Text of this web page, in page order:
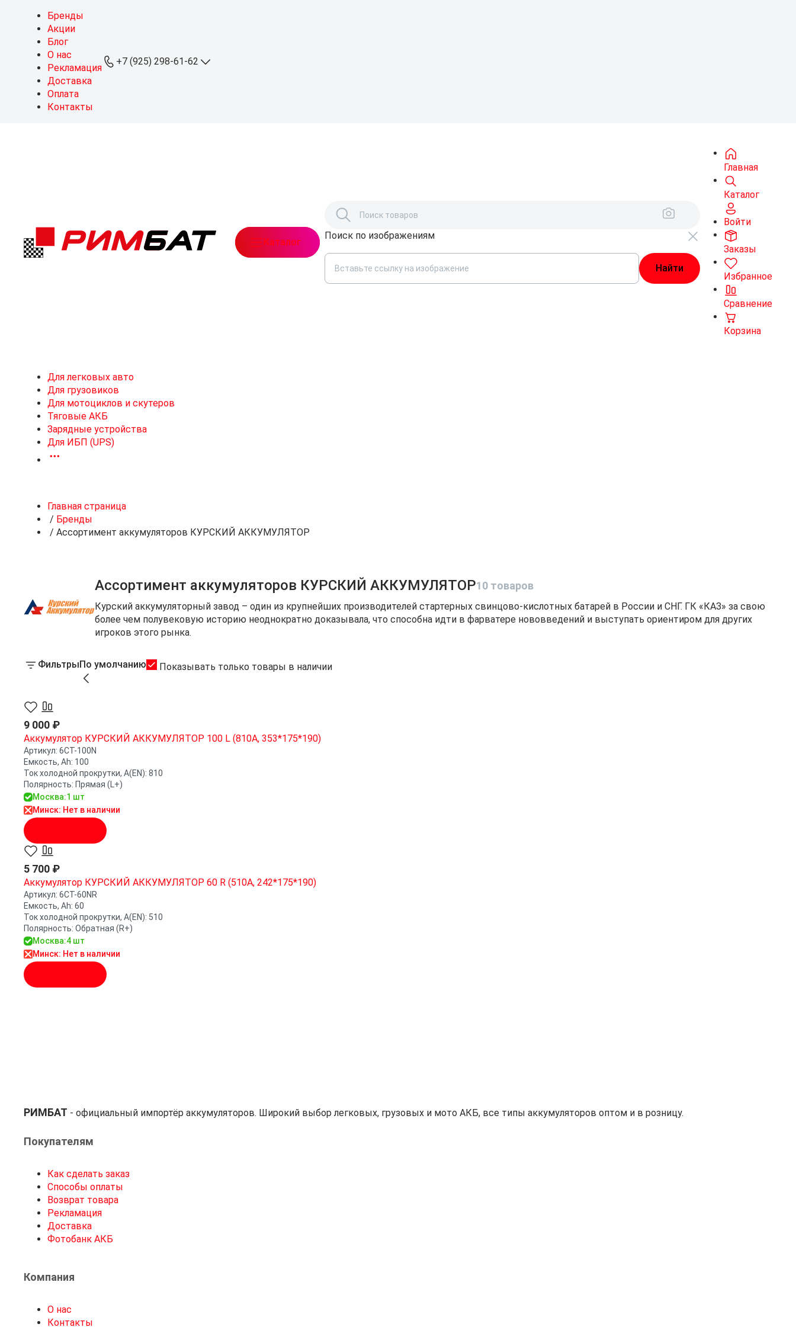
Бренды
Акции
Блог
О нас
Рекламация
Доставка
Оплата
Контакты
+7 (925) 298-61-62
Можайское ш., 165, стр. 1,Каталог
Поиск по изображениям
Главная
Каталог
Войти
Заказы
Избранное
Сравнение
Корзина
Для легковых авто
Для грузовиков
Для мотоциклов и скутеров
Тяговые АКБ
Зарядные устройства
Для ИБП (UPS)
Главная страница
/ Бренды
/ Ассортимент аккумуляторов КУРСКИЙ АККУМУЛЯТОР
Ассортимент аккумуляторов КУРСКИЙ АККУМУЛЯТОР10 товаров
Курский аккумуляторный завод – один из крупнейших производителей стартерных свинцово-кислотных батарей в России и СНГ. ГК «КАЗ» за свою
более чем полувековую историю неоднократно доказывала, что способна идти в фарватере нововведений и выступать ориентиром для других
игроков этого рынка.
ФильтрыПо умолчанию Показывать только товары в наличии
9 000 ₽
Аккумулятор КУРСКИЙ АККУМУЛЯТОР 100 L (810A, 353*175*190)
Артикул: 6СТ-100N
Емкость, Ah: 100
Ток холодной прокрутки, A(EN): 810
Полярность: Прямая (L+)
Москва:1 шт
Минск: Нет в наличии
5 700 ₽
Аккумулятор КУРСКИЙ АККУМУЛЯТОР 60 R (510A, 242*175*190)
Артикул: 6СТ-60NR
Емкость, Ah: 60
Ток холодной прокрутки, A(EN): 510
Полярность: Обратная (R+)
Москва:4 шт
Минск: Нет в наличии
РИМБАТ - официальный импортёр аккумуляторов. Широкий выбор легковых, грузовых и мото АКБ, все типы аккумуляторов оптом и в розницу.
Покупателям
Как сделать заказ
Способы оплаты
Возврат товара
Рекламация
Доставка
Фотобанк АКБ
Компания
О нас
Контакты